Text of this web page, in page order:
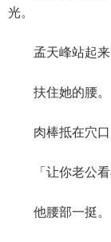
光。
孟天峰站起来
扶住她的腰。
肉棒抵在穴口
「让你老公看
他腰部一挺。